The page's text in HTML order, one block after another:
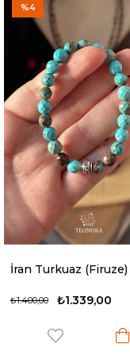
₺1.339,00
₺1.400,00
%4